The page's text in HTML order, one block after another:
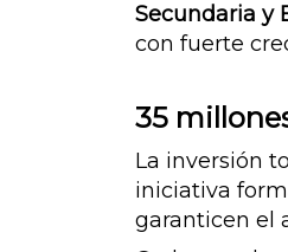
Secundaria y
con fuerte
35
La inversión
iniciativa
garanticen el